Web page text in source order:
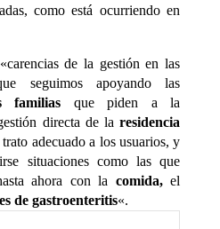
como está ocurriendo en
de la gestión en las
seguimos apoyando las
familias que piden a la
directa de laresidencia
adecuado a los usuarios, y
situaciones como las que
ahora con la comida,el
de gastroenteritis«.